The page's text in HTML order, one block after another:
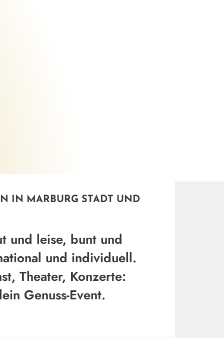
IN MARBURG STADT UND
und leise, bunt und
und individuell.
Theater, Konzerte:
Genuss-Event.